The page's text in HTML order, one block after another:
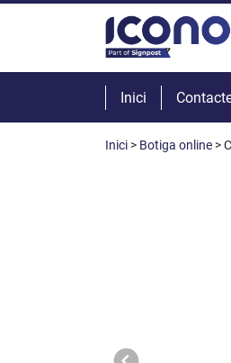
Inici
Inici > Botiga online >